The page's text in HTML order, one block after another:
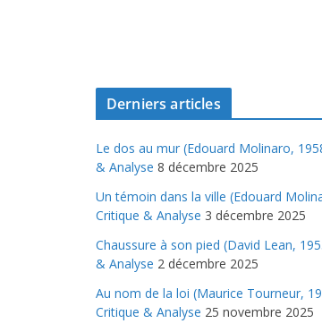
Derniers articles
Le dos au mur (Edouard Molinaro,
& Analyse 8 décembre 2025
Un témoin dans la ville (Edouard
Critique & Analyse 3 décembre 2025
Chaussure à son pied (David Lean,
& Analyse 2 décembre 2025
Au nom de la loi (Maurice Tourneur,
Critique & Analyse 25 novembre 2025